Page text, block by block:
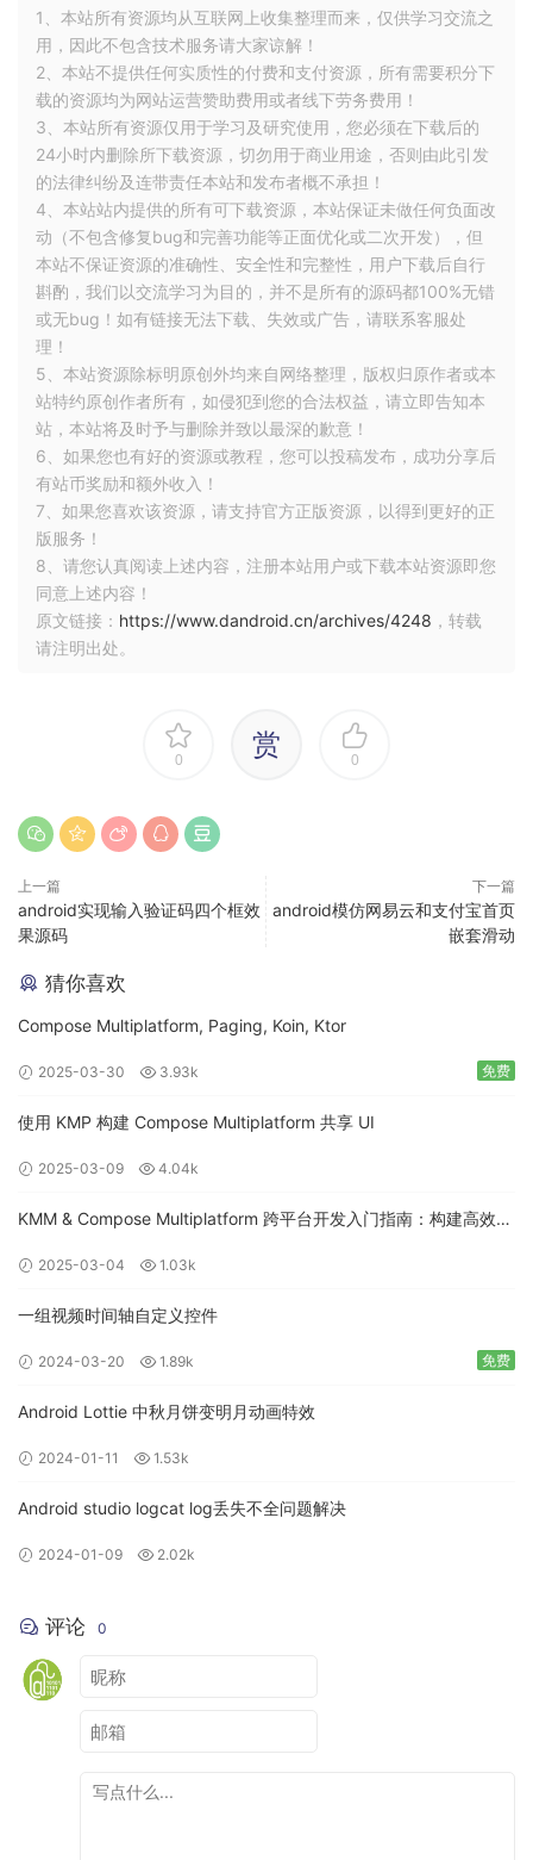
1、本站所有资源均从互联网上收集整理而来，仅供学习交流之
用，因此不包含技术服务请大家谅解！
2、本站不提供任何实质性的付费和支付资源，所有需要积分下
载的资源均为网站运营赞助费用或者线下劳务费用！
3、本站所有资源仅用于学习及研究使用，您必须在下载后的
24小时内删除所下载资源，切勿用于商业用途，否则由此引发
的法律纠纷及连带责任本站和发布者概不承担！
4、本站站内提供的所有可下载资源，本站保证未做任何负面改
动（不包含修复bug和完善功能等正面优化或二次开发），但
本站不保证资源的准确性、安全性和完整性，用户下载后自行
斟酌，我们以交流学习为目的，并不是所有的源码都100%无错
或无bug！如有链接无法下载、失效或广告，请联系客服处
理！
5、本站资源除标明原创外均来自网络整理，版权归原作者或本
站特约原创作者所有，如侵犯到您的合法权益，请立即告知本
站，本站将及时予与删除并致以最深的歉意！
6、如果您也有好的资源或教程，您可以投稿发布，成功分享后
有站币奖励和额外收入！
7、如果您喜欢该资源，请支持官方正版资源，以得到更好的正
版服务！
8、请您认真阅读上述内容，注册本站用户或下载本站资源即您
同意上述内容！
原文链接： https://www.dandroid.cn/archives/4248 ，转载
请注明出处。
0 赏 0
上一篇
android实现输入验证码四个框效
果源码
下一篇
android模仿网易云和支付宝首页
嵌套滑动
猜你喜欢
Compose Multiplatform, Paging, Koin, Ktor
2025-03-30 3.93k 免费
使用 KMP 构建 Compose Multiplatform 共享 UI
2025-03-09 4.04k
KMM & Compose Multiplatform 跨平台开发入门指南：构建高效的
2025-03-04 1.03k
一组视频时间轴自定义控件
2024-03-20 1.89k 免费
Android Lottie 中秋月饼变明月动画特效
2024-01-11 1.53k
Android studio logcat log丢失不全问题解决
2024-01-09 2.02k
评论 0